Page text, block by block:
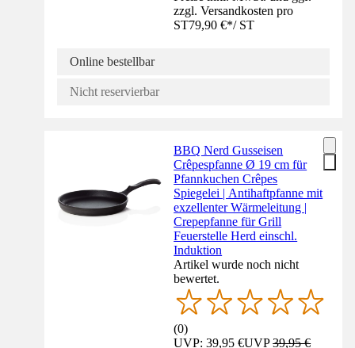
zzgl. Versandkosten pro
ST79,90 €*/ ST
Online bestellbar
Nicht reservierbar
BBQ Nerd Gusseisen
Crêpespfanne Ø 19 cm für
Pfannkuchen Crêpes
Spiegelei | Antihaftpfanne mit
exzellenter Wärmeleitung |
Crepepfanne für Grill
Feuerstelle Herd einschl.
Induktion
Artikel wurde noch nicht
bewertet.
(0)
UVP: 39,95 €UVP39,95 €